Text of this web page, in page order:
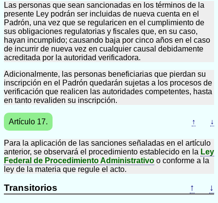
Las personas que sean sancionadas en los términos de la
presente Ley podrán ser incluidas de nueva cuenta en el
Padrón, una vez que se regularicen en el cumplimiento de
sus obligaciones regulatorias y fiscales que, en su caso,
hayan incumplido; causando baja por cinco años en el caso
de incurrir de nueva vez en cualquier causal debidamente
acreditada por la autoridad verificadora.
Adicionalmente, las personas beneficiarias que pierdan su
inscripción en el Padrón quedarán sujetas a los procesos de
verificación que realicen las autoridades competentes, hasta
en tanto revaliden su inscripción.
Artículo 17. ↑ ↓
Para la aplicación de las sanciones señaladas en el artículo
anterior, se observará el procedimiento establecido en la Ley
Federal de Procedimiento Administrativo o conforme a la
ley de la materia que regule el acto.
Transitorios ↑ ↓